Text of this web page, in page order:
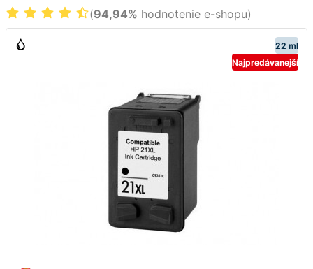
22 ml
Najpredávanejší
(94,94% hodnotenie e-shopu)